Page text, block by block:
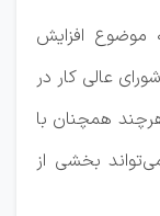
افزایش
عالی کار در
همچنان با
بخشی از